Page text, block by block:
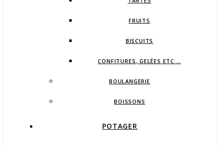
FRUITS
BISCUITS
CONFITURES, GELÉES ETC …
BOULANGERIE
BOISSONS
POTAGER